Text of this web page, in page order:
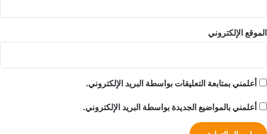
الموقع الإلكتروني
أعلمني بمتابعة التعليقات بواسطة البريد الإلكتروني.
أعلمني بالمواضيع الجديدة بواسطة البريد الإلكتروني.